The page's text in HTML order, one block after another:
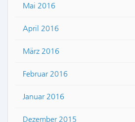
Mai 2016
April 2016
März 2016
Februar 2016
Januar 2016
Dezember 2015